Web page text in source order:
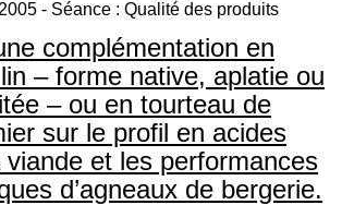
- Séance : Qualité des produits
complémentation en
– forme native, aplatie ou
– ou en tourteau de
sur le profil en acides
viande et les performances
d’agneaux de bergerie.